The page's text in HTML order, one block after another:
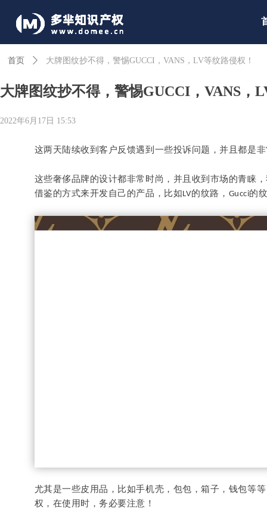
大牌图纹抄不得，警惕GUCCI，VANS，
首页 ꄲ 大牌图纹抄不得，警惕GUCCI，VANS，LV等纹路侵权！
这两天陆续收到客户反馈遇到一些投诉问题，并且都是
这些奢侈品牌的设计都非常时尚，并且收到市场的青睐
借鉴的方式来开发自己的产品，比如LV的 纹路， Gucci的
尤其是一些皮用品，比如手机壳，包包，箱子，钱包等
权，在使用时，务必要注意！
2022年6月17日 15:53